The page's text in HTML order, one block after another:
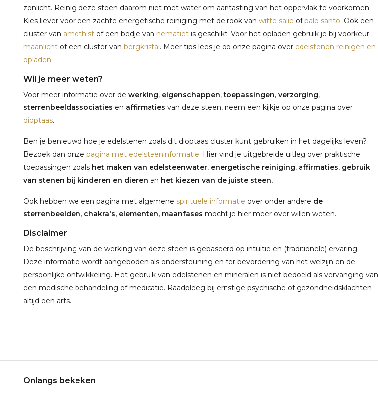
zonlicht. Reinig deze steen daarom niet met water om aantasting van het oppervlak te voorkomen.
Kies liever voor een zachte energetische reiniging met de rook van witte salie ofpalo santo. Ook een
cluster van amethist of een bedje van hematiet is geschikt. Voor het opladen gebruik je bij voorkeur
maanlicht of een cluster van bergkristal. Meer tips lees je op onze pagina over edelstenen reinigen en
opladen.
Wil je meer weten?
Voor meer informatie over de werking, eigenschappen,toepassingen, verzorging,
sterrenbeeldassociaties en affirmaties van deze steen, neem een kijkje op onze pagina over
dioptaas.
Ben je benieuwd hoe je edelstenen zoals dit dioptaas cluster kunt gebruiken in het dagelijks leven?
Bezoek dan onze pagina met edelsteeninformatie. Hier vind je uitgebreide uitleg over praktische
toepassingen zoals het maken van edelsteenwater, energetische reiniging, affirmaties, gebruik
van stenen bij kinderen en dieren en het kiezen van de juiste steen.
Ook hebben we een pagina met algemene spirituele informatie over onder andere de
sterrenbeelden, chakra's, elementen, maanfases mocht je hier meer over willen weten.
Disclaimer
De beschrijving van de werking van deze steen is gebaseerd op intuïtie en (traditionele) ervaring.
Deze informatie wordt aangeboden als ondersteuning en ter bevordering van het welzijn en de
persoonlijke ontwikkeling. Het gebruik van edelstenen en mineralen is niet bedoeld als vervanging van
een medische behandeling of medicatie. Raadpleeg bij ernstige psychische of gezondheidsklachten
altijd een arts.
Onlangs bekeken